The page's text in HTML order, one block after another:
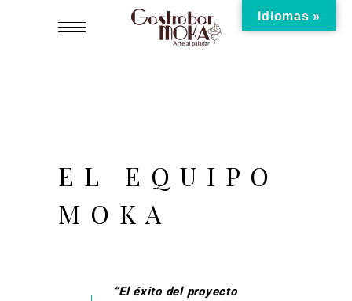
EL EQUIPO
MOKA
“El éxito del proyecto
Idiomas »